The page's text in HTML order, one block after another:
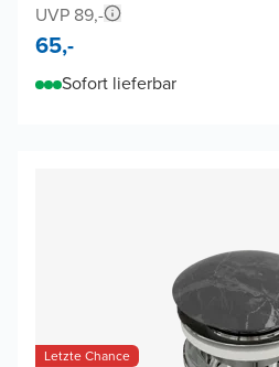
UVP 89,-
65,-
Sofort lieferbar
Letzte Chance